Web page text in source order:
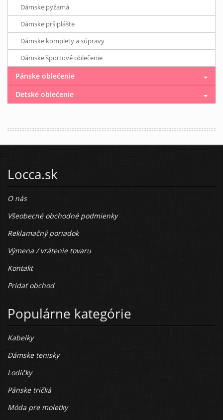
Dámske pyžamá
Dámske pršiplášte
Dámske komplety a súpravy
Dámske športové oblečenie
Pánske oblečenie
Detské oblečenie
Locca.sk
O nás
Všeobecné obchodné podmienky
Reklamačný poriadok
Výmena / vrátenie tovaru
Kontakt
Pridať obchod
Populárne kategórie
Kabelky
Dámske tenisky
Lodičky
Pánske tričká
Móda pre moletky